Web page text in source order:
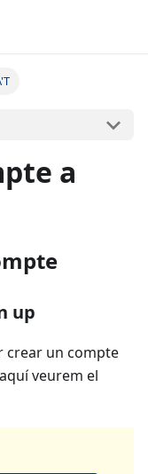
a
up
crear un compte
veurem el